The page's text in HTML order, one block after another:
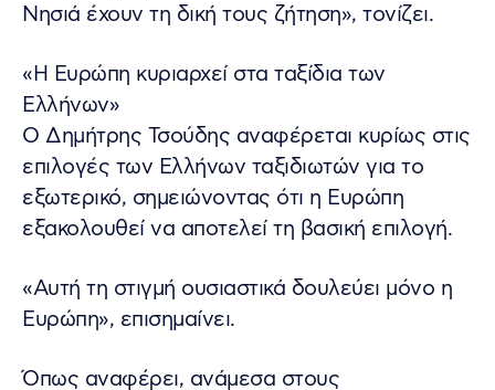
Νησιά έχουν τη δική τους ζήτηση», τονίζει.
«Η Ευρώπη κυριαρχεί στα ταξίδια των
Ελλήνων»
Ο Δημήτρης Τσούδης αναφέρεται κυρίως στις
επιλογές των Ελλήνων ταξιδιωτών για το
εξωτερικό, σημειώνοντας ότι η Ευρώπη
εξακολουθεί να αποτελεί τη βασική επιλογή.
«Αυτή τη στιγμή ουσιαστικά δουλεύει μόνο η
Ευρώπη», επισημαίνει.
Όπως αναφέρει, ανάμεσα στους